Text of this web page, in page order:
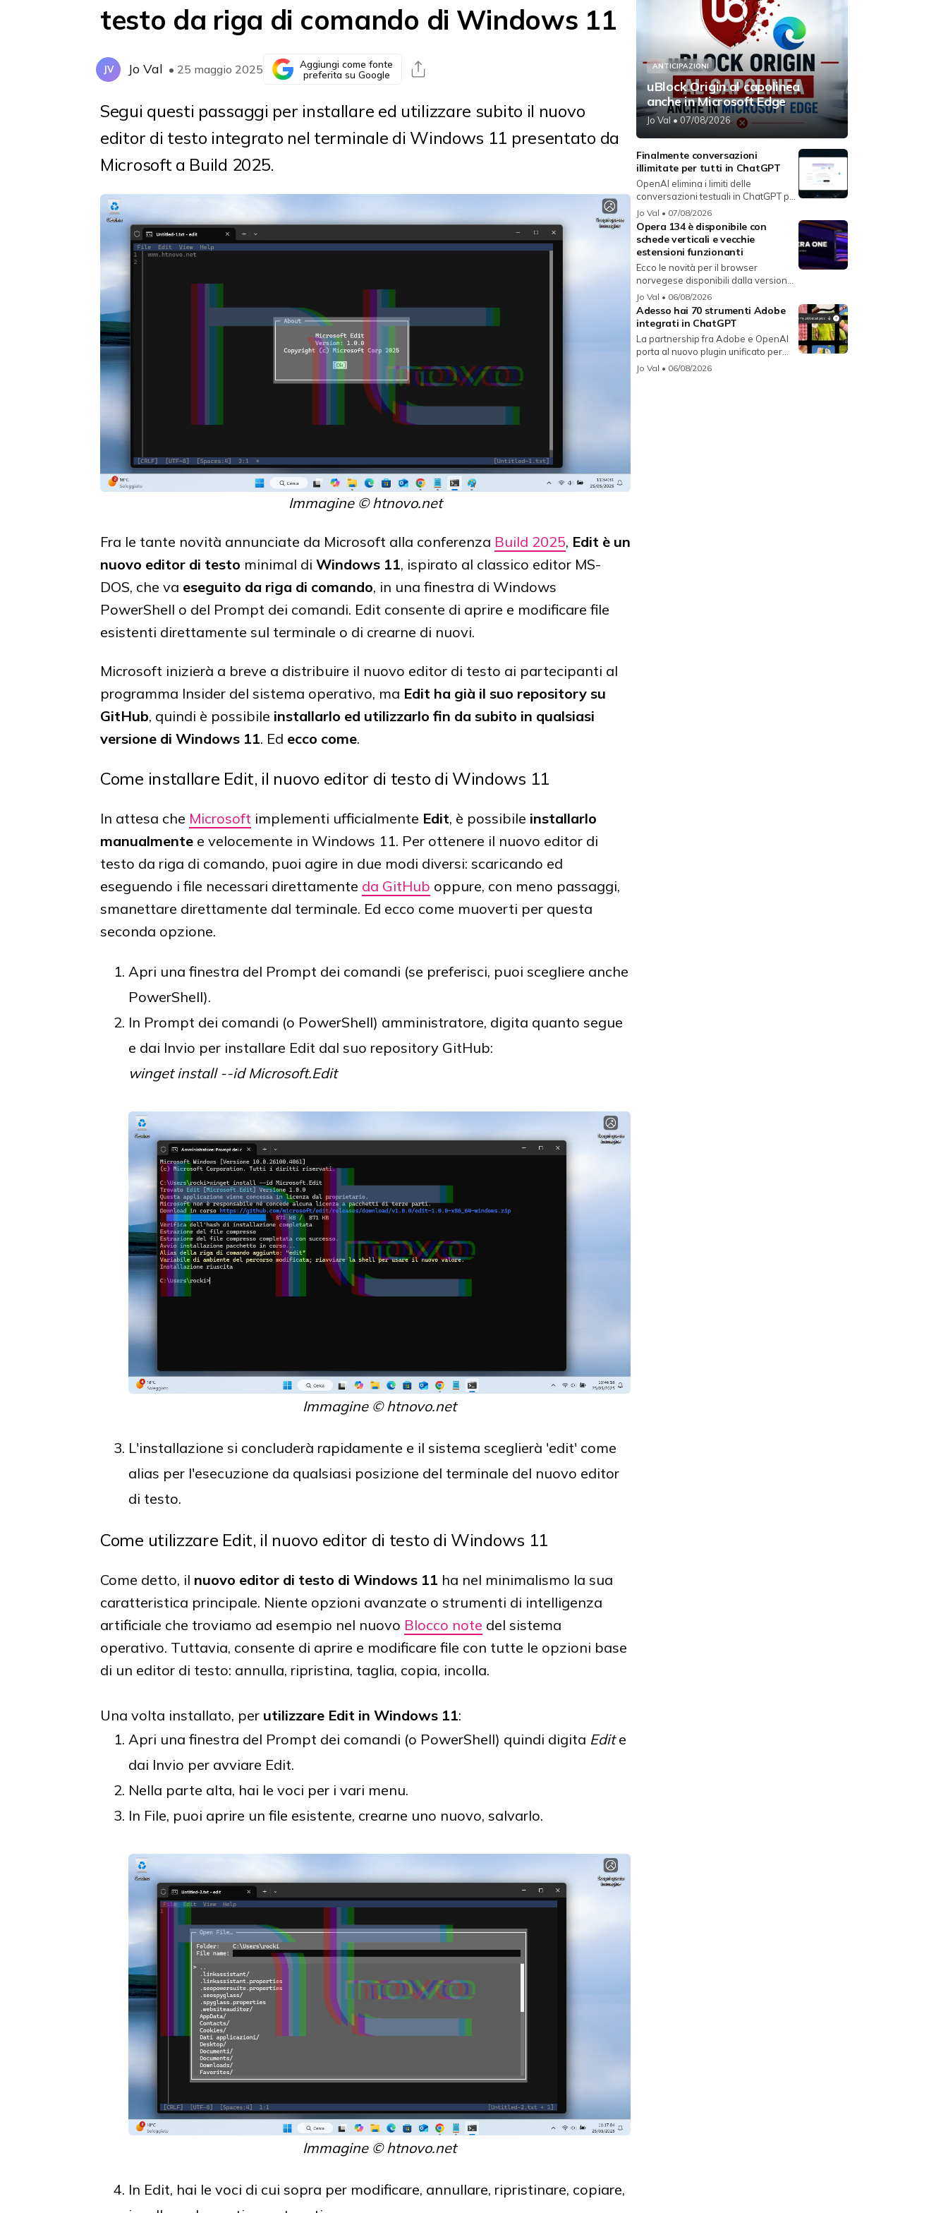
testo da riga di comando di Windows 11
JV Jo Val • 25 maggio 2025
Aggiungi come fonte
preferita su Google
Segui questi passaggi per installare ed utilizzare subito il nuovo
editor di testo integrato nel terminale di Windows 11 presentato da
Microsoft a Build 2025.
Immagine © htnovo.net
Fra le tante novità annunciate da Microsoft alla conferenza Build 2025, Edit è un
nuovo editor di testo minimal di Windows 11, ispirato al classico editor MS-
DOS, che va eseguito da riga di comando, in una finestra di Windows
PowerShell o del Prompt dei comandi. Edit consente di aprire e modificare file
esistenti direttamente sul terminale o di crearne di nuovi.
Microsoft inizierà a breve a distribuire il nuovo editor di testo ai partecipanti al
programma Insider del sistema operativo, ma Edit ha già il suo repository su
GitHub, quindi è possibile installarlo ed utilizzarlo fin da subito in qualsiasi
versione di Windows 11. Ed ecco come.
Come installare Edit, il nuovo editor di testo di Windows 11
In attesa che Microsoft implementi ufficialmente Edit, è possibile installarlo
manualmente e velocemente in Windows 11. Per ottenere il nuovo editor di
testo da riga di comando, puoi agire in due modi diversi: scaricando ed
eseguendo i file necessari direttamente da GitHub oppure, con meno passaggi,
smanettare direttamente dal terminale. Ed ecco come muoverti per questa
seconda opzione.
Apri una finestra del Prompt dei comandi (se preferisci, puoi scegliere anche
PowerShell).
In Prompt dei comandi (o PowerShell) amministratore, digita quanto segue
e dai Invio per installare Edit dal suo repository GitHub:
winget install --id Microsoft.Edit
Immagine © htnovo.net
L'installazione si concluderà rapidamente e il sistema sceglierà 'edit' come
alias per l'esecuzione da qualsiasi posizione del terminale del nuovo editor
di testo.
Come utilizzare Edit, il nuovo editor di testo di Windows 11
Come detto, il nuovo editor di testo di Windows 11 ha nel minimalismo la sua
caratteristica principale. Niente opzioni avanzate o strumenti di intelligenza
artificiale che troviamo ad esempio nel nuovo Blocco note del sistema
operativo. Tuttavia, consente di aprire e modificare file con tutte le opzioni base
di un editor di testo: annulla, ripristina, taglia, copia, incolla.
Una volta installato, per utilizzare Edit in Windows 11:
Apri una finestra del Prompt dei comandi (o PowerShell) quindi digita Edite
dai Invio per avviare Edit.
Nella parte alta, hai le voci per i vari menu.
In File, puoi aprire un file esistente, crearne uno nuovo, salvarlo.
Immagine © htnovo.net
In Edit, hai le voci di cui sopra per modificare, annullare, ripristinare, copiare,
ANTICIPAZIONI
uBlock Origin al capolinea
anche in Microsoft Edge
Jo Val • 07/08/2026
Finalmente conversazioni
illimitate per tutti in ChatGPT
OpenAI elimina i limiti delle
conversazioni testuali in ChatGPT per
i...
Jo Val • 07/08/2026
Opera 134 è disponibile con
schede verticali e vecchie
estensioni funzionanti
Ecco le novità per il browser
norvegese disponibili dalla versione
134...
Jo Val • 06/08/2026
Adesso hai 70 strumenti Adobe
integrati in ChatGPT
La partnership fra Adobe e OpenAI
porta al nuovo plugin unificato per...
Jo Val • 06/08/2026